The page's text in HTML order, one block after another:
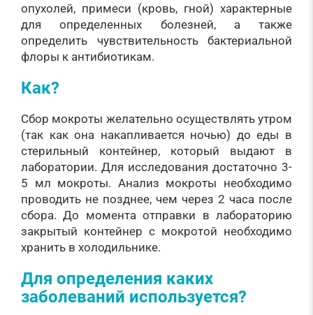
опухолей, примеси (кровь, гной) характерные
для определенных болезней, а также
определить чувствительность бактериальной
флоры к антибиотикам.
Как?
Сбор мокроты желательно осуществлять утром
(так как она накапливается ночью) до еды в
стерильный контейнер, который выдают в
лаборатории. Для исследования достаточно 3-
5 мл мокроты. Анализ мокроты необходимо
проводить не позднее, чем через 2 часа после
сбора. До момента отправки в лабораторию
закрытый контейнер с мокротой необходимо
хранить в холодильнике.
Для определения каких
заболеваний используется?